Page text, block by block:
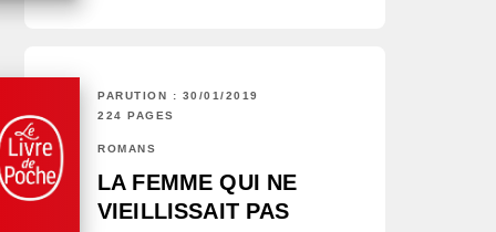
PARUTION : 30/01/2019
224 PAGES
ROMANS
LA FEMME QUI NE
VIEILLISSAIT PAS